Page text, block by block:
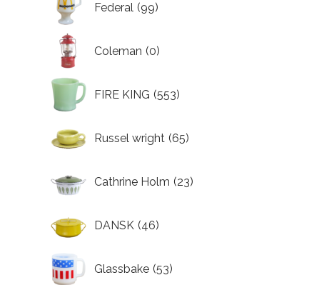
Federal (99)
Coleman (0)
FIRE KING (553)
Russel wright (65)
Cathrine Holm (23)
DANSK (46)
Glassbake (53)